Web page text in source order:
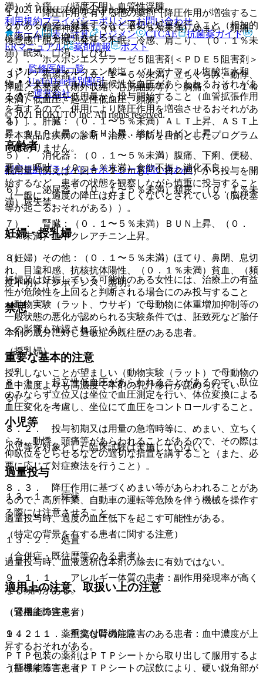
１）． 降圧作用を有する他の薬剤［降圧作用が増強するこ
とがあるので、減量するなど適切な処置を行うこと（相加的
に降圧作用を増強させる）］。
２）． ホスホジエステラーゼ５阻害剤＜ＰＤＥ５阻害剤＞
（シルデナフィルクエン酸塩、バルデナフィル塩酸塩水和
物、タダラフィル）［症候性低血圧があらわれるおそれがあ
るので、本剤を低用量から投与開始すること（血管拡張作用
を有するので、併用により降圧作用を増強させるおそれがあ
る）］。
高齢者
低用量（例えば１回０．２５ｍｇ、１日２回）から投与を開
始するなど、患者の状態を観察しながら慎重に投与すること
（一般に、過度の降圧は好ましくないとされている（脳梗塞
等が起こるおそれがある））。
妊婦・授乳婦
（妊婦）
妊婦又は妊娠している可能性のある女性には、治療上の有益
性が危険性を上回ると判断される場合にのみ投与すること
（動物実験（ラット、ウサギ）で母動物に体重増加抑制等の
一般状態の悪化が認められる実験条件では、胚致死など胎仔
への影響も確認されている）。
（授乳婦）
授乳しないことが望ましい（動物実験（ラット）で母動物の
血中濃度よりも高濃度で本剤の乳汁移行が認められてい
る）。
小児等
小児等を対象とした臨床試験は実施していない。
過量投与
１３．１． 症状
過量投与時、過度の血圧低下を起こす可能性がある。
１３．２． 処置
過量投与時、血液透析は本剤の除去に有効ではない。
適用上の注意、取扱い上の注意
（適用上の注意）
１４．１． 薬剤交付時の注意
ＰＴＰ包装の薬剤はＰＴＰシートから取り出して服用するよ
う指導すること（ＰＴＰシートの誤飲により、硬い鋭角部が
満）そう痒、（頻度不明）血管性浮腫。
２）． 精神神経系：（０．１〜５％未満）めまい、頭痛、
倦怠感、脱力感、発汗、不眠、冷感、肩こり、（０．１％未
満）眠気、口渇、しびれ。
３）． 循環器：（０．１〜５％未満）立ちくらみ、動悸、
浮腫、不整脈（期外収縮、心房細動等）、胸痛、（０．１％
未満）低血圧、起立性低血圧、頻脈。
４）． 肝臓：（０．１〜５％未満）ＡＬＴ上昇、ＡＳＴ上
昇、ＡＬＰ上昇、ＬＤＨ上昇、総ビリルビン上昇。
５）． 消化器：（０．１〜５％未満）腹痛、下痢、便秘、
悪心、嘔吐、（０．１％未満）食欲不振、消化不良。
６）． 泌尿器：（０．１〜５％未満）頻尿、（０．１％未
満）尿失禁。
７）． 腎臓：（０．１〜５％未満）ＢＵＮ上昇、（０．
１％未満）血中クレアチニン上昇。
８）． その他：（０．１〜５％未満）ほてり、鼻閉、息切
れ、目違和感、抗核抗体陽性、（０．１％未満）貧血、（頻
度不明）インポテンス、羞明。
禁忌
本剤の成分に対し過敏症の既往歴のある患者。
重要な基本的注意
８．１． 起立性低血圧があらわれることがあるので、臥位
のみならず立位又は坐位で血圧測定を行い、体位変換による
血圧変化を考慮し、坐位にて血圧をコントロールすること。
８．２． 投与初期又は用量の急増時等に、めまい、立ちく
らみ、動悸、頭痛等があらわれることがあるので、その際は
仰臥位をとらせるなどの適切な措置を講ずること（また、必
要に応じて対症療法を行うこと）。
８．３． 降圧作用に基づくめまい等があらわれることがあ
るので、高所作業、自動車の運転等危険を伴う機械を操作す
る際には注意させること。
（特定の背景を有する患者に関する注意）
（合併症・既往歴等のある患者）
９．１．１． アレルギー体質の患者：副作用発現率が高く
なる傾向がある。
（腎機能障害患者）
９．２．１． 重篤な腎機能障害のある患者：血中濃度が上
昇するおそれがある。
（肝機能障害患者）
© 2021 HOKUTO Inc. All rights reserved.
利用規約プライバシーポリシーお問い合わせ
ホーム
表・計算 レジメン CTCAE
抗菌薬ガイド
ERマニュアル
薬剤情報 ポスト
監修医師一覧
UpToDate特別割引
運営会社
© 2021 HOKUTO Inc. All rights reserved.
※本製品は疾病の診断・治療・予防を目的としたプログラム
ではありません。
利用規約プライバシーポリシーお問い合わせ